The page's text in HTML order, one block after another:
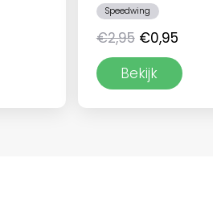
Speedwing
€2,95
prijs
was:
€0,95
prijs
is:
Bekijk